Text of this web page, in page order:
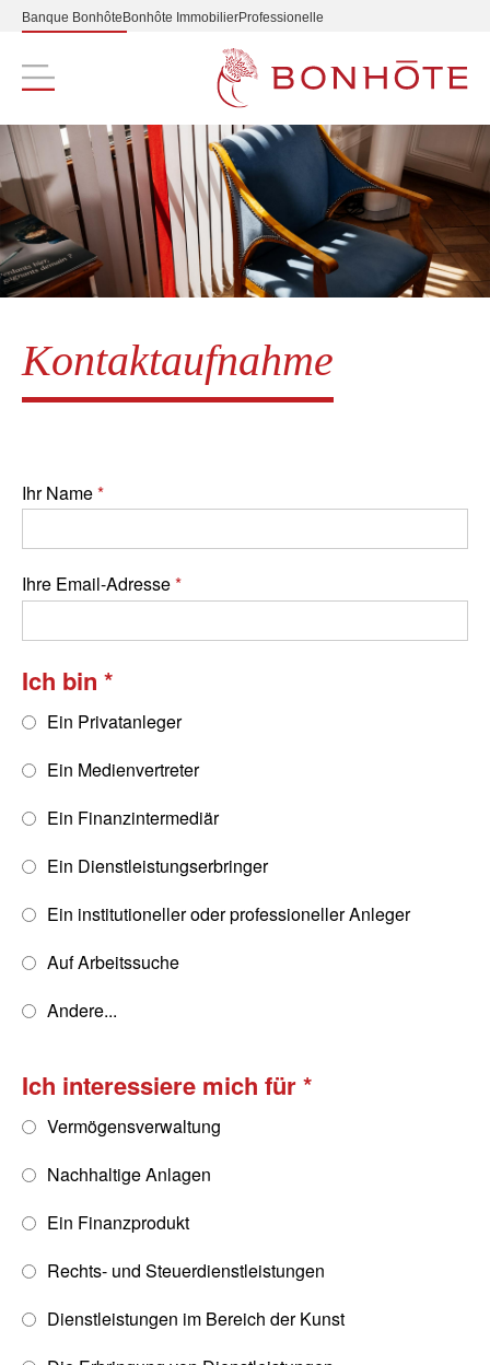
Banque Bonhôte Bonhôte ImmobilierProfessionelle
Navigation principale
Kontaktaufnahme
Ihr Name
Ihre Email-Adresse
Ich bin
Ein Privatanleger
Ein Medienvertreter
Ein Finanzintermediär
Ein Dienstleistungserbringer
Ein institutioneller oder professioneller Anleger
Auf Arbeitssuche
Andere...
Ich interessiere mich für
Vermögensverwaltung
Nachhaltige Anlagen
Ein Finanzprodukt
Rechts- und Steuerdienstleistungen
Dienstleistungen im Bereich der Kunst